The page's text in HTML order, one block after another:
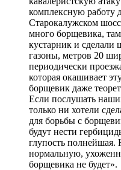
комплексную работу
Старокалужском
много борщевика,
кустарник и
газоны, метров 20
периодически
которая окашивает
борщевик даже
Если послушать
только ни хотели
для борьбы с
будут нести
глупость полнейшая.
нормальную,
борщевика не будет».